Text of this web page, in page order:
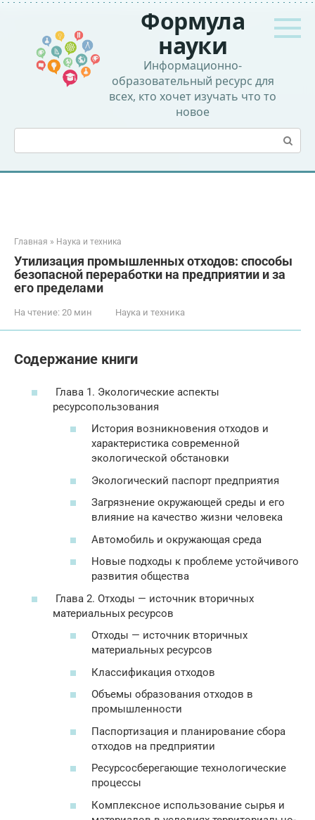
Перейти
контенту
Формула
науки
Информационно-
образовательный ресурс для
всех, кто хочет изучать что то
новое
Поиск:
Главная » Наука и техника
Утилизация промышленных отходов: способы
безопасной переработки на предприятии и за
его пределами
На чтение: 20 мин Наука и техника
Содержание книги
Глава 1. Экологические аспекты
ресурсопользования
История возникновения отходов и
характеристика современной
экологической обстановки
Экологический паспорт предприятия
Загрязнение окружающей среды и его
влияние на качество жизни человека
Автомобиль и окружающая среда
Новые подходы к проблеме устойчивого
развития общества
Глава 2. Отходы — источник вторичных
материальных ресурсов
Отходы — источник вторичных
материальных ресурсов
Классификация отходов
Объемы образования отходов в
промышленности
Паспортизация и планирование сбора
отходов на предприятии
Ресурсосберегающие технологические
процессы
Комплексное использование сырья и